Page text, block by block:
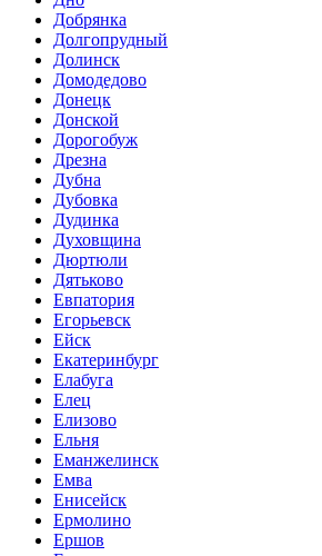
Добрянка
Долгопрудный
Долинск
Домодедово
Донецк
Донской
Дорогобуж
Дрезна
Дубна
Дубовка
Дудинка
Духовщина
Дюртюли
Дятьково
Евпатория
Егорьевск
Ейск
Екатеринбург
Елабуга
Елец
Елизово
Ельня
Еманжелинск
Емва
Енисейск
Ермолино
Ершов